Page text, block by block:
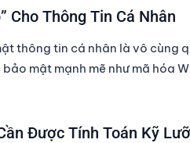
Cho Thông Tin Cá Nhân
thông tin cá nhân là vô cùng
mật mạnh mẽ như mã hóa
Được Tính Toán Kỹ